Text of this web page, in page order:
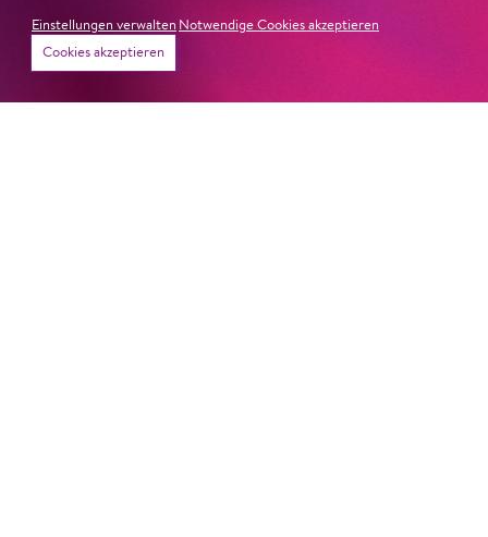
PETER UND DER WOLF
Einstellungen verwalten Notwendige Cookies akzeptieren
Cookies akzeptieren